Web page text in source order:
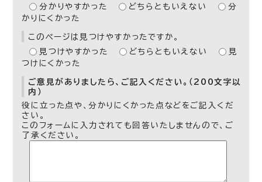
分かりやすかった
どちらともいえない
分
かりにくかった
このページは見つけやすかったですか。
見つけやすかった
どちらともいえない
見
つけにくかった
ご意見がありましたら、ご記入ください。（200文字以
内）
役に立った点や、分かりにくかった点などをご記入くだ
さい。
このフォームに入力されても回答いたしませんので、ご
了承ください。